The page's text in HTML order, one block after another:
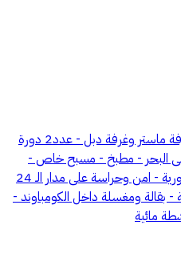
فيلا تتكون من عدد 2 غرفة نوم - غرفة ماستر وغرفة دبل - عدد2 دورة
على البحر - مطبخ - مسبح خاص -
مسطحات خضراء - صيانة ونظافة دورية - امن وحراسة على مدار الـ 24
بقالة ومغسلة داخل الكومباوند -
مائية